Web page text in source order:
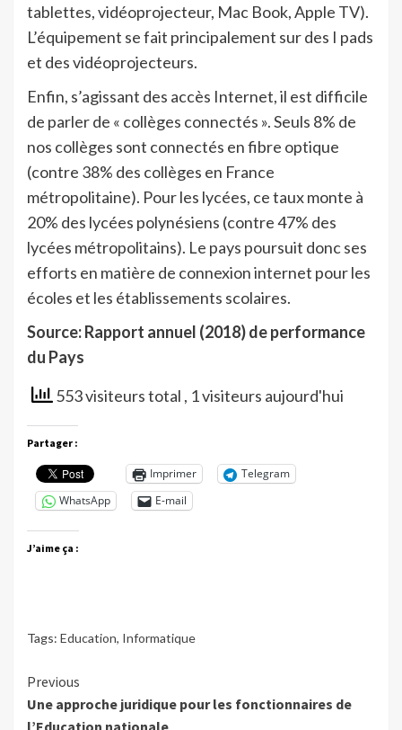
tablettes, vidéoprojecteur, Mac Book, Apple TV).
L’équipement se fait principalement sur des I pads
et des vidéoprojecteurs.
Enfin, s’agissant des accès Internet, il est difficile
de parler de « collèges connectés ». Seuls 8% de
nos collèges sont connectés en fibre optique
(contre 38% des collèges en France
métropolitaine). Pour les lycées, ce taux monte à
20% des lycées polynésiens (contre 47% des
lycées métropolitains). Le pays poursuit donc ses
efforts en matière de connexion internet pour les
écoles et les établissements scolaires.
Source: Rapport annuel (2018) de performance
du Pays
553 visiteurs total , 1 visiteurs aujourd'hui
Partager :
Imprimer
Telegram
WhatsApp
E-mail
J’aime ça :
Tags: Education, Informatique
Continue
Reading
Previous
Une approche juridique pour les fonctionnaires de
l’Education nationale